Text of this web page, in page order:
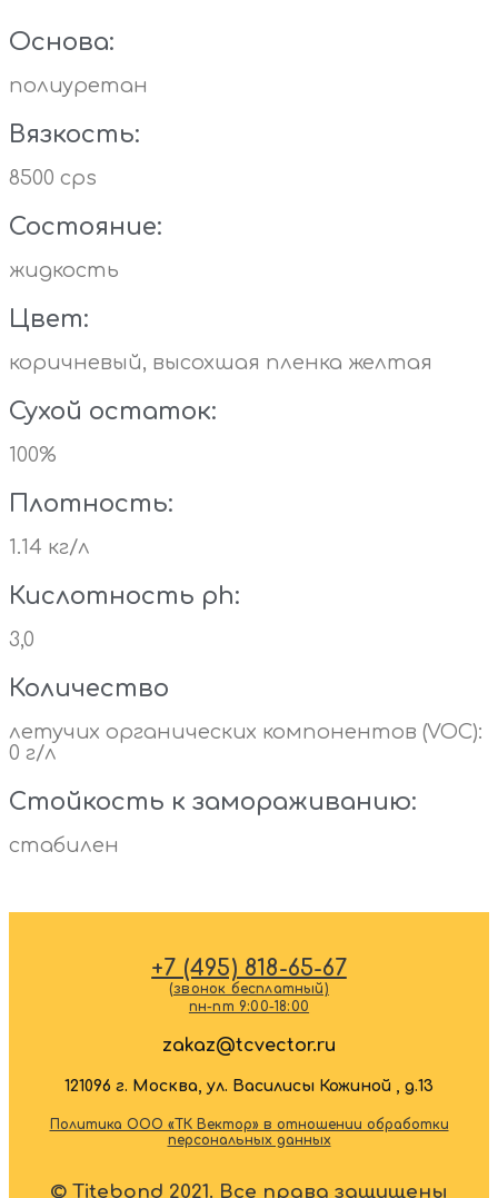
Основа:
полиуретан
Вязкость:
8500 cps
Состояние:
жидкость
Цвет:
коричневый, высохшая пленка желтая
Сухой остаток:
100%
Плотность:
1.14 кг/л
Кислотность ph:
3,0
Количество
летучих органических компонентов (VOC):
0 г/л
Стойкость к замораживанию:
стабилен
+7 (495) 818-65-67
(звонок бесплатный)
пн-пт 9:00-18:00
zakaz@tcvector.ru
121096 г. Москва, ул. Василисы Кожиной , д.13
Политика ООО «ТК Вектор» в отношении обработки
персональных данных
© Titebond 2021. Все права защищены